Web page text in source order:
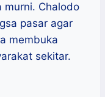
Chalodo
pasar agar
membuka
sekitar.